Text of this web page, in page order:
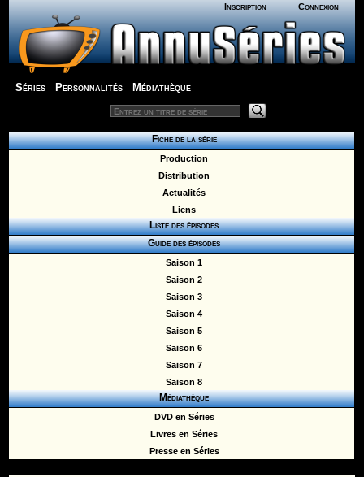
Inscription Connexion
Séries Personnalités Médiathèque
Fiche de la série
Production
Distribution
Actualités
Liens
Liste des épisodes
Guide des épisodes
Saison 1
Saison 2
Saison 3
Saison 4
Saison 5
Saison 6
Saison 7
Saison 8
Médiathèque
DVD en Séries
Livres en Séries
Presse en Séries